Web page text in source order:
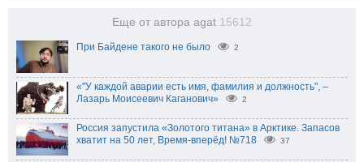
Еще от автора agat 15612
При Байдене такого не было 2
«"У каждой аварии есть имя, фамилия и должность", –
Лазарь Моисеевич Каганович»
2
Россия запустила «Золотого титана» в Арктике. Запасов
хватит на 50 лет, Время-вперёд! №718
37